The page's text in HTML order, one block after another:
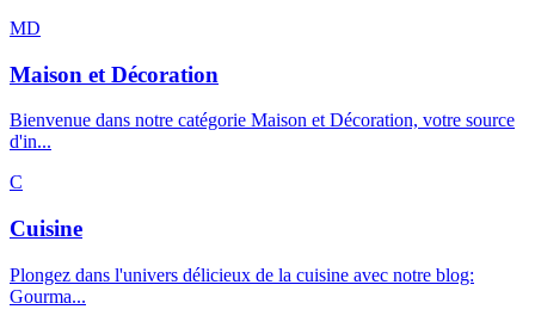
MD
Maison et Décoration
Bienvenue dans notre catégorie Maison et Décoration, votre source
d'in...
C
Cuisine
Plongez dans l'univers délicieux de la cuisine avec notre blog:
Gourma...